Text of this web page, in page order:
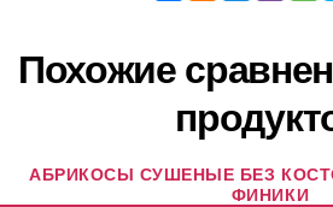
Похожие
АБРИКОСЫ СУШЕНЫЕ БЕЗ
ФИНИКИ